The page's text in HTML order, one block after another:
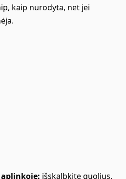
kaip nurodyta, net jei
išskalbkite guolius,